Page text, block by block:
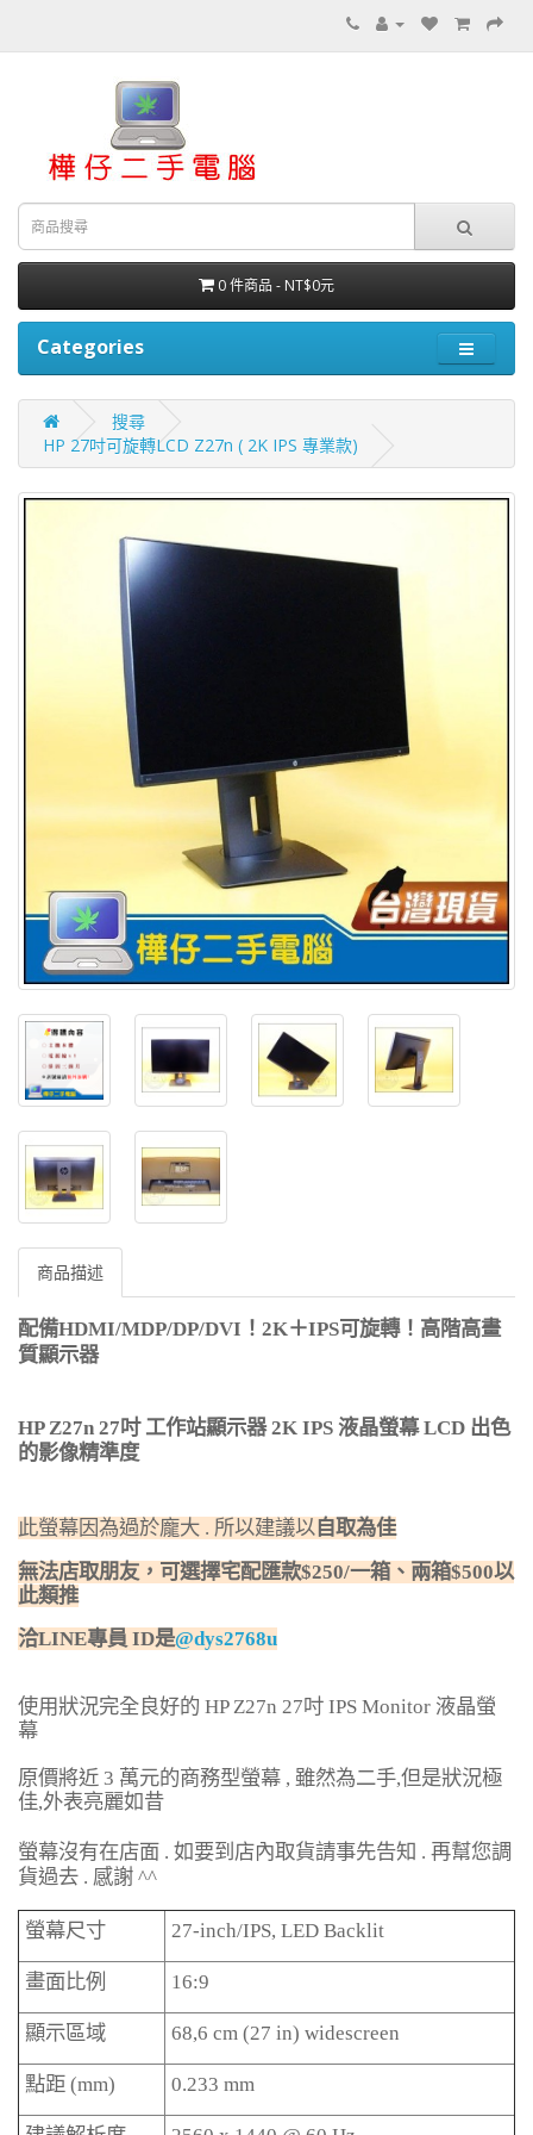
0 件商品 - NT$0元
Categories
搜尋
HP 27吋可旋轉LCD Z27n ( 2K IPS 專業款)
商品描述
配備HDMI/MDP/DP/DVI ！2K＋IPS可旋轉！高階高畫
質顯示器
HP Z27n 27吋 工作站顯示器2K IPS 液晶螢幕LCD 出色
的影像精準度
此螢幕因為過於龐大 . 所以建議以 自取為佳
無法店取朋友，可選擇宅配匯款$250/一箱、兩箱$500以
此類推
洽LINE專員 ID是@dys2768u
使用狀況完全良好的 HP Z27n 27吋 IPS Monitor 液晶螢
幕
原價將近 3 萬元的商務型螢幕 , 雖然為二手,但是狀況極
佳,外表亮麗如昔
螢幕沒有在店面 . 如要到店內取貨請事先告知 . 再幫您調
貨過去 . 感謝 ^^
螢幕尺寸 27-inch/IPS, LED Backlit
畫面比例 16:9
顯示區域 68,6 cm (27 in) widescreen
點距 (mm) 0.233 mm